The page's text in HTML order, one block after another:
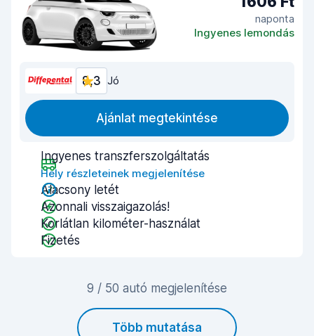
naponta
Ingyenes lemondás
8,3 Jó
Ajánlat megtekintése
Ingyenes transzferszolgáltatás
Hely részleteinek megjelenítése
Alacsony letét
Azonnali visszaigazolás!
Korlátlan kilométer-használat
Fizetés
9 / 50 autó megjelenítése
Több mutatása